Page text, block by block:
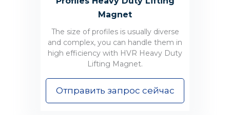
Magnet
The size of profiles is usually diverse
and complex, you can handle them in
high efficiency with HVR Heavy Duty
Lifting Magnet.
Отправить запрос сейчас